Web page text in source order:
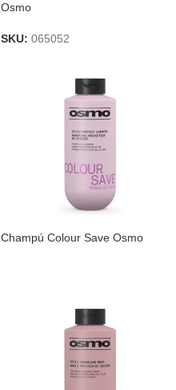
Osmo
SKU: 065052
Champú Colour Save Osmo